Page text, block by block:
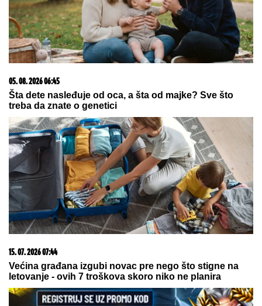
05. 08. 2026 06:45
Šta dete nasleđuje od oca, a šta od majke? Sve što
treba da znate o genetici
15. 07. 2026 07:44
Većina građana izgubi novac pre nego što stigne na
letovanje - ovih 7 troškova skoro niko ne planira